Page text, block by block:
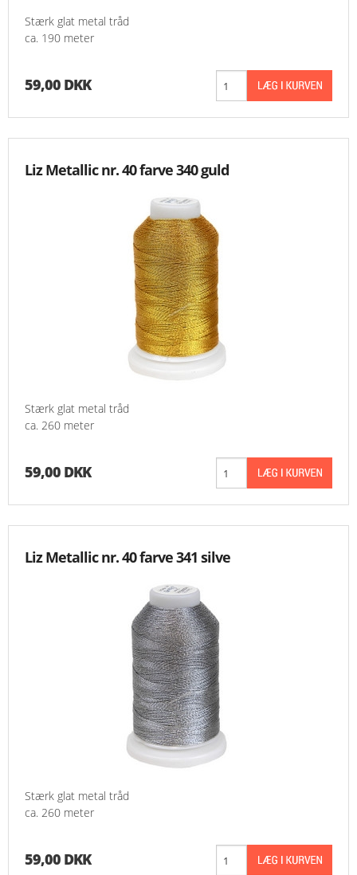
Stærk glat metal tråd
ca. 190 meter
59,00 DKK
Liz Metallic nr. 40 farve 340 guld
Stærk glat metal tråd
ca. 260 meter
59,00 DKK
Liz Metallic nr. 40 farve 341 silve
Stærk glat metal tråd
ca. 260 meter
59,00 DKK